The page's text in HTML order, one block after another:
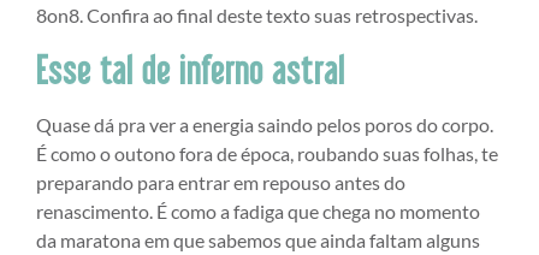
8on8. Confira ao final deste texto suas retrospectivas.
Esse tal de inferno astral
Quase dá pra ver a energia saindo pelos poros do corpo.
É como o outono fora de época, roubando suas folhas, te
preparando para entrar em repouso antes do
renascimento. É como a fadiga que chega no momento
da maratona em que sabemos que ainda faltam alguns